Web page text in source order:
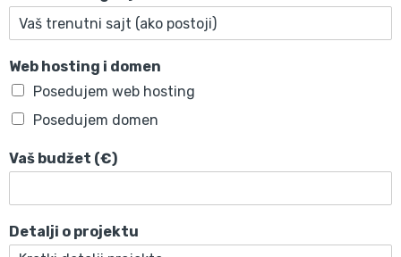
Web hosting i domen
Posedujem web hosting
Posedujem domen
Vaš budžet (€)
Detalji o projektu